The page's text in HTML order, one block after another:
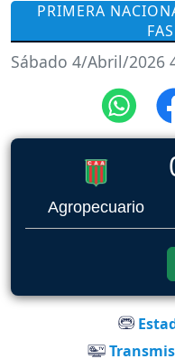
PRIMERA
Sábado 4/Abril/2026
Agropecuario